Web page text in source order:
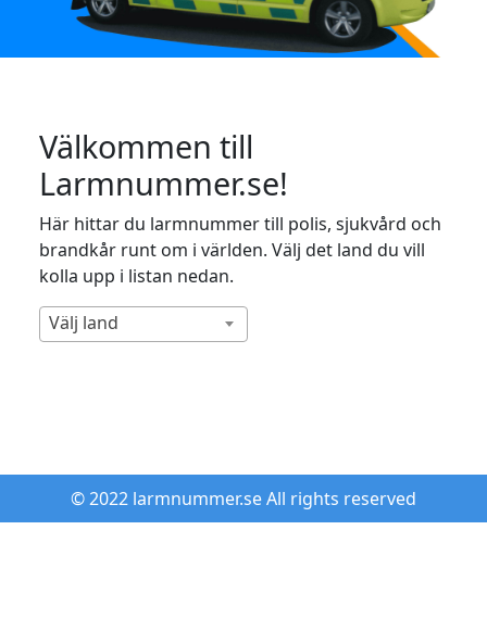
Välkommen till
Larmnummer.se!
Här hittar du larmnummer till polis, sjukvård och
brandkår runt om i världen. Välj det land du vill
kolla upp i listan nedan.
Välj land
© 2022 larmnummer.se All rights reserved